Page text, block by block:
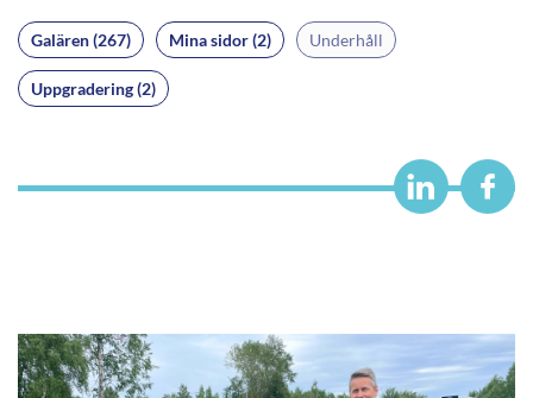
Galären (267) Mina sidor (2) Underhåll
Uppgradering (2)